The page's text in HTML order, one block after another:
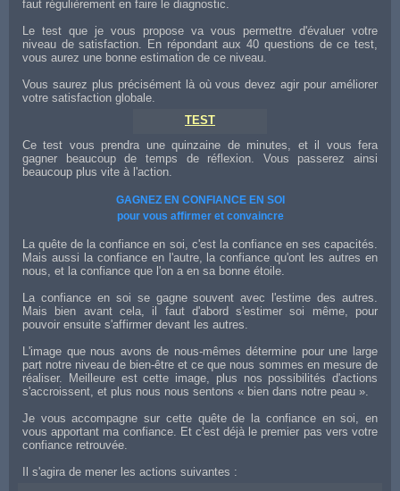
faut régulièrement en faire le diagnostic.
Le test que je vous propose va vous permettre d'évaluer votre
niveau de satisfaction. En répondant aux 40 questions de ce test,
vous aurez une bonne estimation de ce niveau.
Vous saurez plus précisément là où vous devez agir pour améliorer
votre satisfaction globale.
TEST
Ce test vous prendra une quinzaine de minutes, et il vous fera
gagner beaucoup de temps de réflexion. Vous passerez ainsi
beaucoup plus vite à l'action.
GAGNEZ EN CONFIANCE EN SOI
pour vous affirmer et convaincre
La quête de la confiance en soi, c'est la confiance en ses capacités.
Mais aussi la confiance en l'autre, la confiance qu'ont les autres en
nous, et la confiance que l'on a en sa bonne étoile.
La confiance en soi se gagne souvent avec l'estime des autres.
Mais bien avant cela, il faut d'abord s'estimer soi même, pour
pouvoir ensuite s'affirmer devant les autres.
L'image que nous avons de nous-mêmes détermine pour une large
part notre niveau de bien-être et ce que nous sommes en mesure de
réaliser. Meilleure est cette image, plus nos possibilités d'actions
s'accroissent, et plus nous nous sentons « bien dans notre peau ».
Je vous accompagne sur cette quête de la confiance en soi, en
vous apportant ma confiance. Et c'est déjà le premier pas vers votre
confiance retrouvée.
Il s'agira de mener les actions suivantes :